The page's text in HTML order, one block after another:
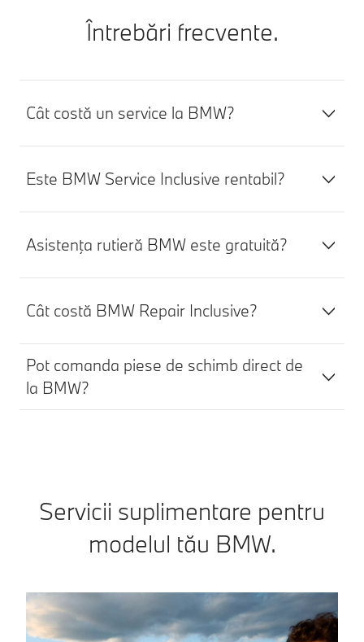
Întrebări frecvente.
Cât costă un service la BMW?
Este BMW Service Inclusive rentabil?
Asistenţa rutieră BMW este gratuită?
Cât costă BMW Repair Inclusive?
Pot comanda piese de schimb direct de
la BMW?
Servicii suplimentare pentru
modelul tău BMW.